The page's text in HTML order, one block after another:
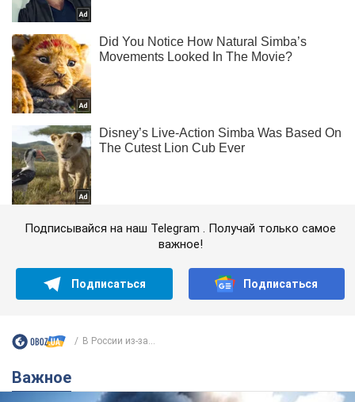
Подписывайся на наш Telegram . Получай только самое
важное!
Подписаться Подписаться
В России из-за...
Важное